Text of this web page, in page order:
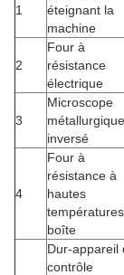
1
éteignant la
machine
2
Four à
résistance
électrique
3
Microscope
métallurgique
inversé
4
Four à
résistance à
hautes
boîte
Dur-appareil
contrôle